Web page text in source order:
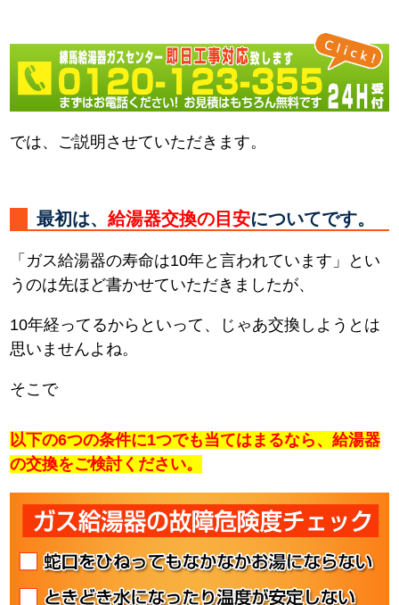
では、ご説明させていただきます。
最初は、給湯器交換の目安についてです。
「ガス給湯器の寿命は10年と言われています」とい
うのは先ほど書かせていただきましたが、
10年経ってるからといって、じゃあ交換しようとは
思いませんよね。
そこで
以下の6つの条件に1つでも当てはまるなら、給湯器
の交換をご検討ください。